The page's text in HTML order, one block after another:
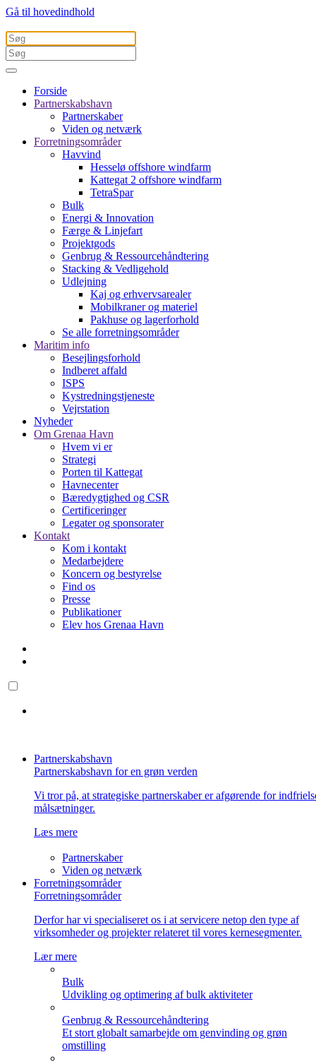
Gå til hovedindhold
Forside
Partnerskabshavn
Partnerskaber
Viden og netværk
Forretningsområder
Havvind
Hesselø offshore windfarm
Kattegat 2 offshore windfarm
TetraSpar
Bulk
Energi & Innovation
Færge & Linjefart
Projektgods
Genbrug & Ressourcehåndtering
Stacking & Vedligehold
Udlejning
Kaj og erhvervsarealer
Mobilkraner og materiel
Pakhuse og lagerforhold
Se alle forretningsområder
Maritim info
Besejlingsforhold
Indberet affald
ISPS
Kystredningstjeneste
Vejrstation
Nyheder
Om Grenaa Havn
Hvem vi er
Strategi
Porten til Kattegat
Havnecenter
Bæredygtighed og CSR
Certificeringer
Legater og sponsorater
Kontakt
Kom i kontakt
Medarbejdere
Koncern og bestyrelse
Find os
Presse
Publikationer
Elev hos Grenaa Havn
Partnerskabshavn
Partnerskabshavn for en grøn verden
Vi tror på, at strategiske partnerskaber er afgørende for
målsætninger.
Læs mere
Partnerskaber
Viden og netværk
Forretningsområder
Forretningsområder
Derfor har vi specialiseret os i at servicere netop den type af
virksomheder og projekter relateret til vores kernesegmenter.
Lær mere
Bulk
Udvikling og optimering af bulk aktiviteter
Genbrug & Ressourcehåndtering
Et stort globalt samarbejde om genvinding og grøn
omstilling